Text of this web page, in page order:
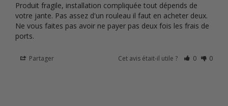
Produit fragile, installation compliquée tout dépends de
votre jante. Pas assez d'un rouleau il faut en acheter deux.
Ne vous faites pas avoir ne payer pas deux fois les frais de
ports.
Partager Cet avis était-il utile ? 0 0